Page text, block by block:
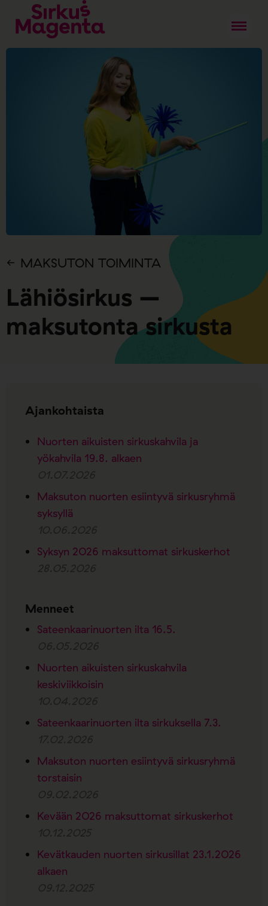
MAKSUTON TOIMINTA
Lähiösirkus –
maksutonta sirkusta
Ajankohtaista
Nuorten aikuisten sirkuskahvila ja
yökahvila 19.8. alkaen
Maksuton nuorten esiintyvä sirkusryhmä
syksyllä
Syksyn 2026 maksuttomat sirkuskerhot
Menneet
Sateenkaarinuorten ilta 16.5.
Nuorten aikuisten sirkuskahvila
keskiviikkoisin
Sateenkaarinuorten ilta sirkuksella 7.3.
Maksuton nuorten esiintyvä sirkusryhmä
torstaisin
Kevään 2026 maksuttomat sirkuskerhot
Kevätkauden nuorten sirkusillat 23.1.2026
alkaen